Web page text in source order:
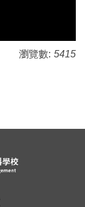
瀏覽數: 5415